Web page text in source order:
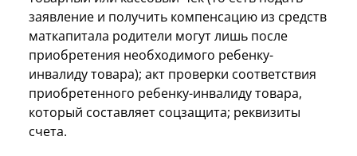
заявление и получить компенсацию из средств
маткапитала родители могут лишь после
приобретения необходимого ребенку-
инвалиду товара); акт проверки соответствия
приобретенного ребенку-инвалиду товара,
который составляет соцзащита; реквизиты
счета.